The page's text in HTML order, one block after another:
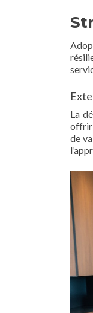
La
offrir
de